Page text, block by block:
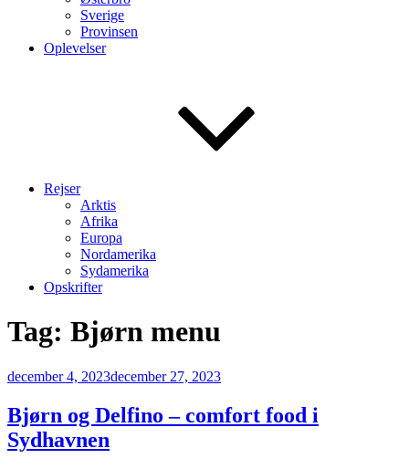
Sverige
Provinsen
Oplevelser
Rejser
Arktis
Afrika
Europa
Nordamerika
Sydamerika
Opskrifter
Tag: Bjørn menu
Udgivet
december 4, 2023december 27, 2023
Bjørn og Delfino – comfort food i
Sydhavnen